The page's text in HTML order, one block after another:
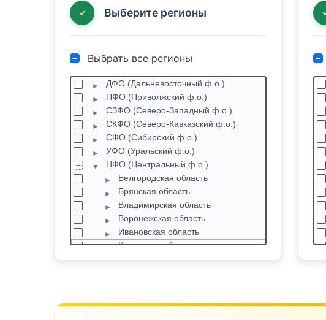
Выберите регионы
Выбрать все регионы
ДФО (Дальневосточный ф.о.)
ПФО (Приволжский ф.о.)
СЗФО (Северо-Западный ф.о.)
СКФО (Северо-Кавказский ф.о.)
СФО (Сибирский ф.о.)
УФО (Уральский ф.о.)
ЦФО (Центральный ф.о.)
Белгородская область
Брянская область
Владимирская область
Воронежская область
Ивановская область
Калужская область